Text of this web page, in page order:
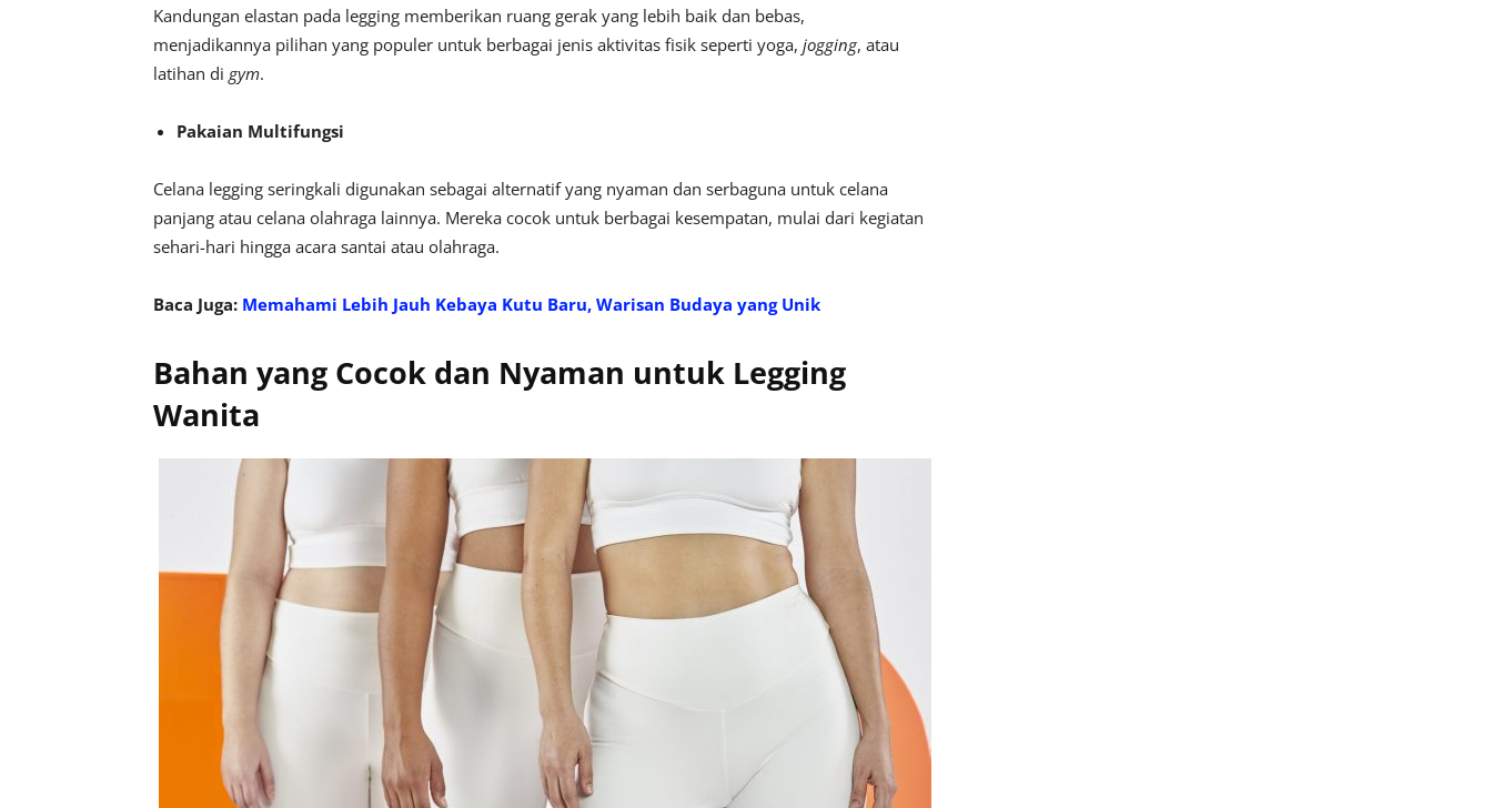
Kandungan elastan pada legging memberikan ruang gerak yang lebih baik dan bebas,
menjadikannya pilihan yang populer untuk berbagai jenis aktivitas fisik seperti yoga, jogging, atau
latihan di gym.
Pakaian Multifungsi
Celana legging seringkali digunakan sebagai alternatif yang nyaman dan serbaguna untuk celana
panjang atau celana olahraga lainnya. Mereka cocok untuk berbagai kesempatan, mulai dari kegiatan
sehari-hari hingga acara santai atau olahraga.
Baca Juga: Memahami Lebih Jauh Kebaya Kutu Baru, Warisan Budaya yang Unik
Bahan yang Cocok dan Nyaman untuk Legging
Wanita